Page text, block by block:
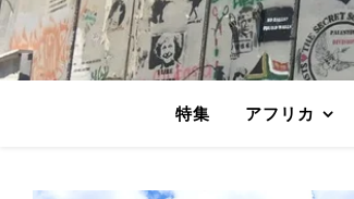
特集 アフリカ